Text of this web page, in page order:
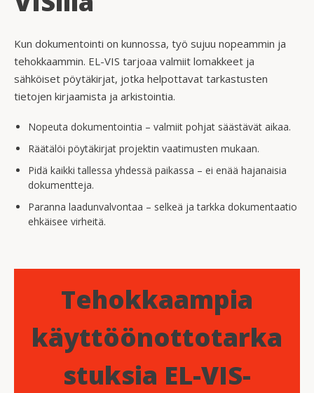
Kun dokumentointi on kunnossa, työ sujuu nopeammin ja
tehokkaammin. EL-VIS tarjoaa valmiit lomakkeet ja
sähköiset pöytäkirjat, jotka helpottavat tarkastusten
tietojen kirjaamista ja arkistointia.
Nopeuta dokumentointia – valmiit pohjat säästävät aikaa.
Räätälöi pöytäkirjat projektin vaatimusten mukaan.
Pidä kaikki tallessa yhdessä paikassa – ei enää hajanaisia
dokumentteja.
Paranna laadunvalvontaa – selkeä ja tarkka dokumentaatio
ehkäisee virheitä.
Tehokkaampia
käyttöönottotarka
stuksia EL-VIS-